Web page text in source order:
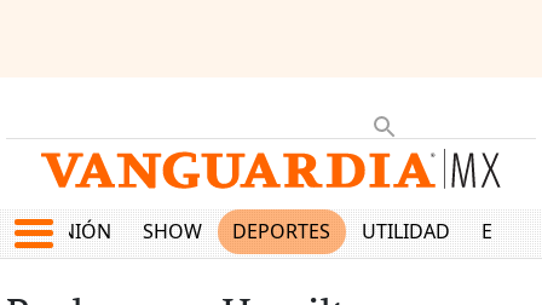
OPINIÓN SHOW DEPORTES UTILIDAD